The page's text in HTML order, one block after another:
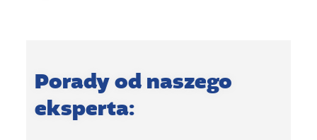
Porady od naszego
eksperta: